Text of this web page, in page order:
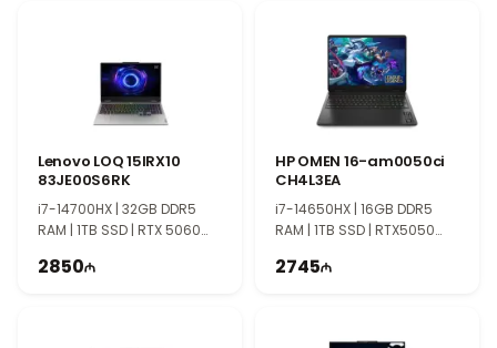
Lenovo LOQ 15IRX10
83JE00S6RK
i7-14700HX | 32GB DDR5
RAM | 1TB SSD | RTX 5060
2850
HP OMEN 16-am0050ci
CH4L3EA
i7-14650HX | 16GB DDR5
RAM | 1TB SSD | RTX5050
2745